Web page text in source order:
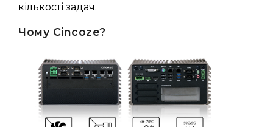
кількості задач.
Чому Cincoze?